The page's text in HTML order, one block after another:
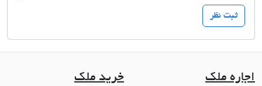
اجاره ملک خرید ملک